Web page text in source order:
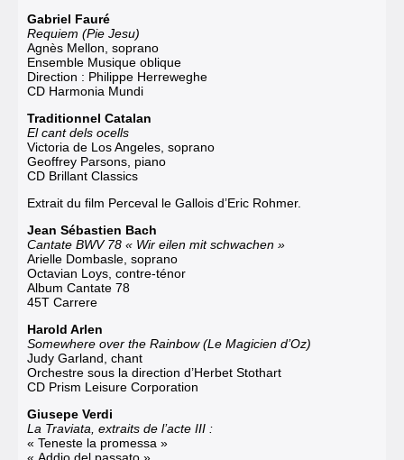
Gabriel Fauré
Requiem (Pie Jesu)
Agnès Mellon, soprano
Ensemble Musique oblique
Direction : Philippe Herreweghe
CD Harmonia Mundi
Traditionnel Catalan
El cant dels ocells
Victoria de Los Angeles, soprano
Geoffrey Parsons, piano
CD Brillant Classics
Extrait du film Perceval le Gallois d’Eric Rohmer.
Jean Sébastien Bach
Cantate BWV 78 « Wir eilen mit schwachen »
Arielle Dombasle, soprano
Octavian Loys, contre-ténor
Album Cantate 78
45T Carrere
Harold Arlen
Somewhere over the Rainbow (Le Magicien d’Oz)
Judy Garland, chant
Orchestre sous la direction d’Herbet Stothart
CD Prism Leisure Corporation
Giusepe Verdi
La Traviata, extraits de l’acte III :
« Teneste la promessa »